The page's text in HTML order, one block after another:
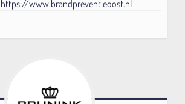
https://www.brandpreventieoost.nl